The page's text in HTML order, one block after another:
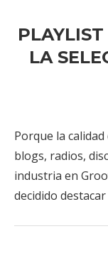
LA
Porque la
blogs, radios,
industria en
decidido